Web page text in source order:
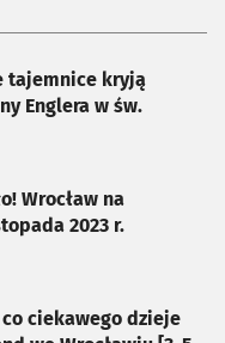
tajemnice kryją
Englera w św.
Wrocław na
2023 r.
co ciekawego dzieje